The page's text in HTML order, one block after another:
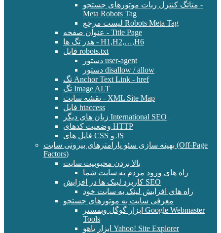
متاتگ کنترل ربات موتورهای جستجو -
Meta Robots Tag
لیست مرجع Robots Meta Tag
عنوان صفحه - Title Page
هدر تگ ها - H1,H2,…,H6
فایل robots.txt
دستور user-agent
دستور disallow / allow
تگ Anchor Text Link - href
تگ Image ALT
نقشه سایت - XML Site Map
فایل htaccess
زبان های دیگر International SEO
وضعیت کدهای HTTP
فایل های CSS و JS
بهینه سازی سئو پارامترهای بیرونی سایت (Off-Page
Factors)
بالا بردن محبوبیت سایت
راه های ورود مردم به سایت شما
کاربرد لینک ها در افزایش SEO
راه های افزایش لینک به سایت خود
معرفی سایت به موتورهای جستجو
ابزار گوگل وبمستر Google Webmaster
Tools
ابزار یاهو Yahoo! Site Explorer